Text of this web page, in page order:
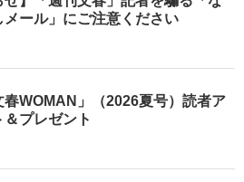
メール」にご注意ください
春WOMAN」（2026夏号）読者ア
＆プレゼント